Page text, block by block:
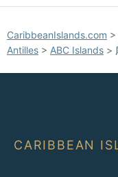
CaribbeanIslands.com >
Antilles > ABC Islands >
CARIBBEAN